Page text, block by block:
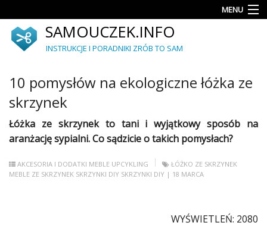
MENU
Porady
dodatki
Ogród
Upcykling
Dekoracje
i
SAMOUCZEK.INFO
INSTRUKCJE I PORADNIKI ZRÓB TO SAM
10 pomysłów na ekologiczne łóżka ze
skrzynek
Łóżka ze skrzynek to tani i wyjątkowy sposób na
aranżację sypialni. Co sądzicie o takich pomysłach?
AKCESORIA I DODATKI MEBLE UPCYKLING
ŁÓŻKO ZE SKRZYNEK
MEBLE ZE SKRZYNEK SKRZYNKI DIY SKRZYNKI DIY | 18 MARCA
WYŚWIETLEŃ: 2080